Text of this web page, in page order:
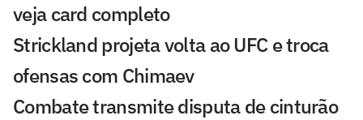
veja card completo
Strickland projeta volta ao UFC e troca
ofensas com Chimaev
Combate transmite disputa de cinturão